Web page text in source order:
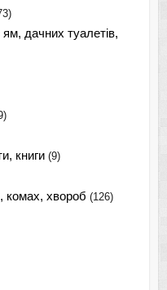
ям, дачних туалетів,
книги (9)
комах, хвороб (126)